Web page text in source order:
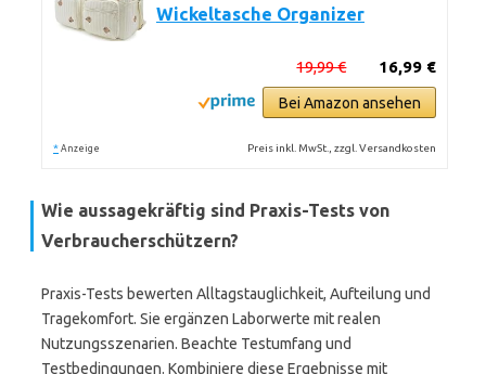
Wickeltasche Organizer
16,99 €
19,99 €
Bei Amazon ansehen
* Anzeige Preis inkl. MwSt., zzgl. Versandkosten
Wie aussagekräftig sind Praxis-Tests von
Verbraucherschützern?
Praxis-Tests bewerten Alltagstauglichkeit, Aufteilung und
Tragekomfort. Sie ergänzen Laborwerte mit realen
Nutzungsszenarien. Beachte Testumfang und
Testbedingungen. Kombiniere diese Ergebnisse mit